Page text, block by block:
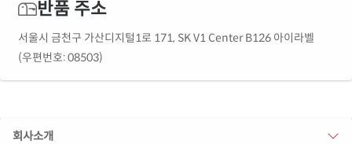
반품 주소
서울시 금천구 가산디지털1로 171, SK V1 Center B126 아이라벨
(우편번호: 08503)
회사소개